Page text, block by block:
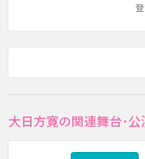
大日方寛の関連舞台･